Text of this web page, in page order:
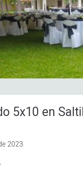
5x10 en
2023